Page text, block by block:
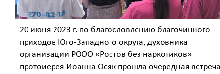
20 июня 2023 г. по благословлению благочинного
приходов Юго-Западного округа, духовника
организации РООО «Ростов без наркотиков»
протоиерея Иоанна Осяк прошла очередная встреча